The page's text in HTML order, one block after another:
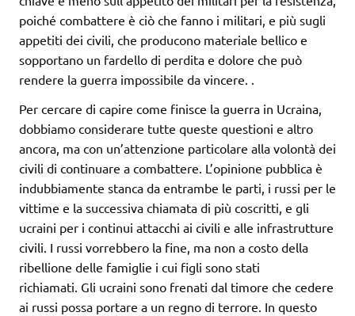
poiché combattere è ciò che fanno i militari, e più sugli
appetiti dei civili, che producono materiale bellico e
sopportano un fardello di perdita e dolore che può
rendere la guerra impossibile da vincere. .
Per cercare di capire come finisce la guerra in Ucraina,
dobbiamo considerare tutte queste questioni e altro
ancora, ma con un’attenzione particolare alla volontà dei
civili di continuare a combattere. L’opinione pubblica è
indubbiamente stanca da entrambe le parti, i russi per le
vittime e la successiva chiamata di più coscritti, e gli
ucraini per i continui attacchi ai civili e alle infrastrutture
civili. I russi vorrebbero la fine, ma non a costo della
ribellione delle famiglie i cui figli sono stati
richiamati. Gli ucraini sono frenati dal timore che cedere
ai russi possa portare a un regno di terrore. In questo